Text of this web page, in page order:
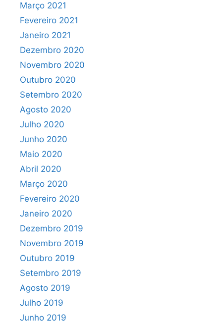
Março 2021
Fevereiro 2021
Janeiro 2021
Dezembro 2020
Novembro 2020
Outubro 2020
Setembro 2020
Agosto 2020
Julho 2020
Junho 2020
Maio 2020
Abril 2020
Março 2020
Fevereiro 2020
Janeiro 2020
Dezembro 2019
Novembro 2019
Outubro 2019
Setembro 2019
Agosto 2019
Julho 2019
Junho 2019